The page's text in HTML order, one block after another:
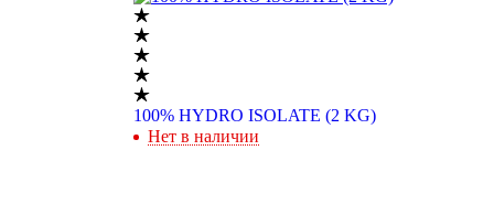
100% HYDRO ISOLATE (2 KG)
Нет в наличии